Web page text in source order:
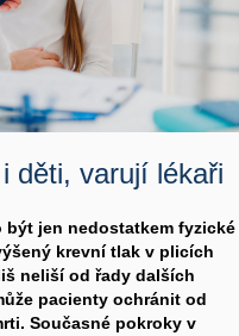
děti, varují lékaři
být jen nedostatkem fyzické
krevní tlak v plicích
neliší od řady dalších
pacienty ochránit od
Současné pokroky v